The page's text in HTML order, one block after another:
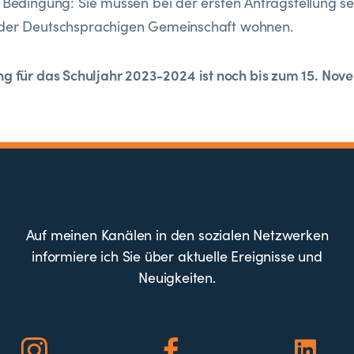
Deutschsprachigen Gemeinschaft wohnen.
für das Schuljahr 2023-2024 ist noch bis zum 15.
Auf meinen Kanälen in den sozialen Netzwerken
informiere ich Sie über aktuelle Ereignisse und
Neuigkeiten.